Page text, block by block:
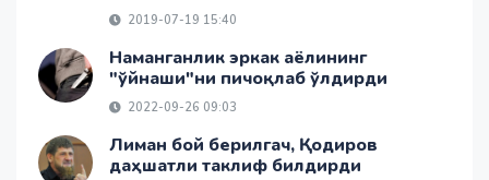
2019-07-19 15:40
Наманганлик эркак аёлининг
"ўйнаши"ни пичоқлаб ўлдирди
2022-09-26 09:03
Лиман бой берилгач, Қодиров
даҳшатли таклиф билдирди